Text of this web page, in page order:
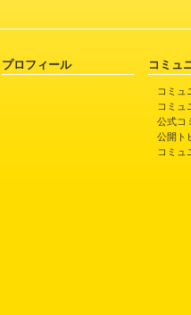
プロフィール コミュ
コミュ
コミュ
公式コ
公開ト
コミュ